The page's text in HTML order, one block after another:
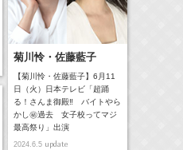
菊川怜・佐藤藍子
【菊川怜・佐藤藍子】6月11
日（火）日本テレビ「超踊
る！さんま御殿‼ バイトやら
かし㊙過去 女子校ってマジ
最高祭り」出演
2024.6.5update